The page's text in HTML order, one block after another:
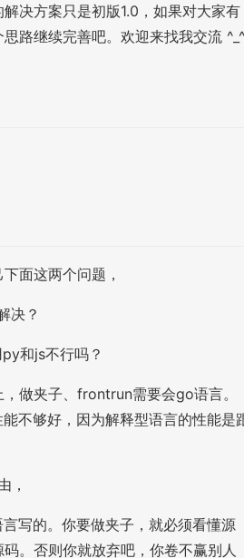
解决方案只是初版1.0，如果对大家有
路继续完善吧。欢迎来找我交流
面这两个问题，
决？
和js不行吗？
做夹子、frontrun需要会go语言。
不够好，因为解释型语言的性能是
，
写的。你要做夹子，就必须看懂源
。否则你就放弃吧，你卷不赢别人